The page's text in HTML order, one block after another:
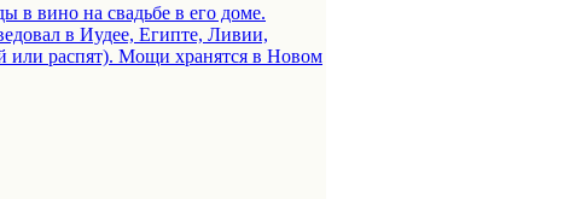
в вино на свадьбе в его доме.
в Иудее, Египте, Ливии,
или распят). Мощи хранятся в Новом